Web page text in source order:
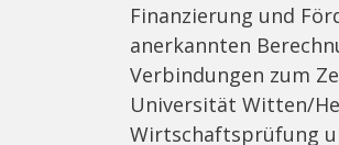
Finanzierung und
anerkannten
Verbindungen zum
Universität Witten/
Wirtschaftsprüfung